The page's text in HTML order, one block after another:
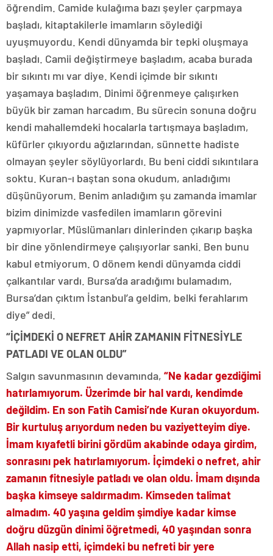
öğrendim. Camide kulağıma bazı şeyler çarpmaya
başladı, kitaptakilerle imamların söylediği
uyuşmuyordu. Kendi dünyamda bir tepki oluşmaya
başladı. Camii değiştirmeye başladım, acaba burada
bir sıkıntı mı var diye. Kendi içimde bir sıkıntı
yaşamaya başladım. Dinimi öğrenmeye çalışırken
büyük bir zaman harcadım. Bu sürecin sonuna doğru
kendi mahallemdeki hocalarla tartışmaya başladım,
küfürler çıkıyordu ağızlarından, sünnette hadiste
olmayan şeyler söylüyorlardı. Bu beni ciddi sıkıntılara
soktu. Kuran-ı baştan sona okudum, anladığımı
düşünüyorum. Benim anladığım şu zamanda imamlar
bizim dinimizde vasfedilen imamların görevini
yapmıyorlar. Müslümanları dinlerinden çıkarıp başka
bir dine yönlendirmeye çalışıyorlar sanki. Ben bunu
kabul etmiyorum. O dönem kendi dünyamda ciddi
çalkantılar vardı. Bursa’da aradığımı bulamadım,
Bursa’dan çıktım İstanbul’a geldim, belki ferahlarım
diye” dedi.
“İÇİMDEKİ O NEFRET AHİR ZAMANIN FİTNESİYLE
PATLADI VE OLAN OLDU”
Salgın savunmasının devamında, “Ne kadar gezdiğimi
hatırlamıyorum. Üzerimde bir hal vardı, kendimde
değildim. En son Fatih Camisi’nde Kuran okuyordum.
Bir kurtuluş arıyordum neden bu vaziyetteyim diye.
İmam kıyafetli birini gördüm akabinde odaya girdim,
sonrasını pek hatırlamıyorum. İçimdeki o nefret, ahir
zamanın fitnesiyle patladı ve olan oldu. İmam dışında
başka kimseye saldırmadım. Kimseden talimat
almadım. 40 yaşına geldim şimdiye kadar kimse
doğru düzgün dinimi öğretmedi, 40 yaşından sonra
Allah nasip etti, içimdeki bu nefreti bir yere